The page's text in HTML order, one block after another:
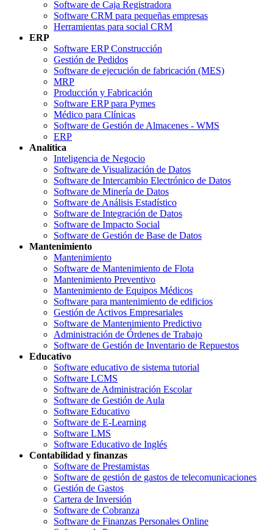
Software de Caja Registradora
Software CRM para pequeñas empresas
Herramientas para social CRM
ERP
Software ERP Construcción
Gestión de Pedidos
Software de ejecución de fabricación (MES)
MRP
Producción y Fabricación
Software ERP para Pymes
Médico para Clínicas
Software de Gestión de Almacenes - WMS
ERP
Analítica
Inteligencia de Negocio
Software de Visualización de Datos
Software de Intercambio Electrónico de Datos
Software de Minería de Datos
Software de Análisis Estadístico
Software de Integración de Datos
Software de Impacto Social
Software de Gestión de Base de Datos
Mantenimiento
Mantenimiento
Software de Mantenimiento de Flota
Mantenimiento Preventivo
Mantenimiento de Equipos Médicos
Software para mantenimiento de edificios
Gestión de Activos Empresariales
Software de Mantenimiento Predictivo
Administración de Órdenes de Trabajo
Software de Gestión de Inventario de Repuestos
Educativo
Software educativo de sistema tutorial
Software LCMS
Software de Administración Escolar
Software de Gestión de Aula
Software Educativo
Software de E-Learning
Software LMS
Software Educativo de Inglés
Contabilidad y finanzas
Software de Prestamistas
Software de gestión de gastos de telecomunicaciones
Gestión de Gastos
Cartera de Inversión
Software de Cobranza
Software de Finanzas Personales Online